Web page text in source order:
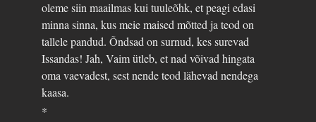
oleme siin maailmas kui tuuleõhk, et peagi edasi
minna sinna, kus meie maised mõtted ja teod on
tallele pandud. Õndsad on surnud, kes surevad
Issandas! Jah, Vaim ütleb, et nad võivad hingata
oma vaevadest, sest nende teod lähevad nendega
kaasa.
*